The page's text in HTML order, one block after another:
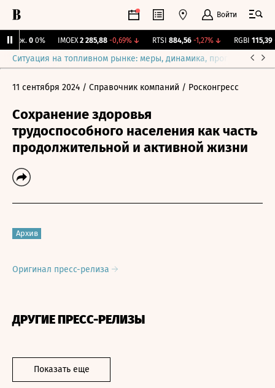
Войти
Бирж. 0 0% IMOEX 2 285,88 -0,69%↓ RTSI 884,56 -1,27%↓ RGBI 115,39
Ситуация на топливном рынке: меры, динамика, прогнозы
11 сентября 2024 / Справочник компаний / Росконгресс
Сохранение здоровья
трудоспособного населения как часть
продолжительной и активной жизни
Архив
Оригинал пресс-релиза
ДРУГИЕ ПРЕСС-РЕЛИЗЫ
Показать еще